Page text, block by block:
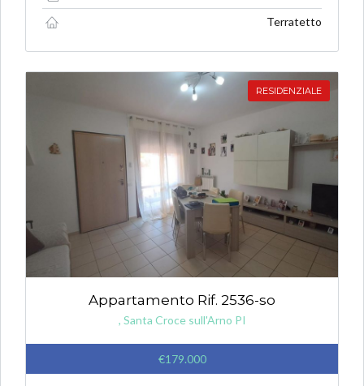
Terratetto
RESIDENZIALE
Appartamento Rif. 2536-so
, Santa Croce sull'Arno PI
€179.000